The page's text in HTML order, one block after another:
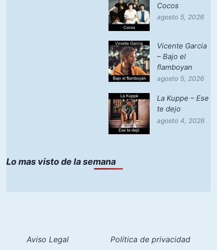
Cocos
agosto 5, 2026
Vicente Garcia
– Bajo el
flamboyan
agosto 5, 2026
La Kuppe – Ese
te dejo
agosto 4, 2026
Lo mas visto de la semana
Aviso Legal Política de privacidad